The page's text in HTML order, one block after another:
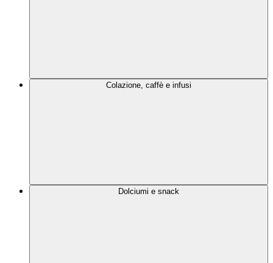
Colazione, caffè e infusi
Dolciumi e snack